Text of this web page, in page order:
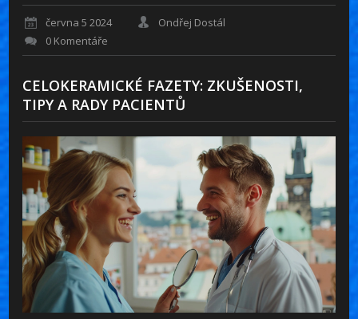
června 5 2024
Ondřej Dostál
0 Komentáře
CELOKERAMICKÉ FAZETY: ZKUŠENOSTI,
TIPY A RADY PACIENTŮ